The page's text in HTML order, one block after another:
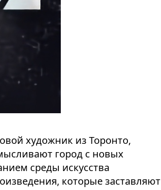
художник из Торонто,
город с новых
среды искусства
которые заставляют